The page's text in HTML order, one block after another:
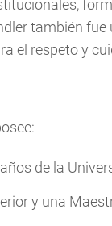
también
el respeto y
de la
y una